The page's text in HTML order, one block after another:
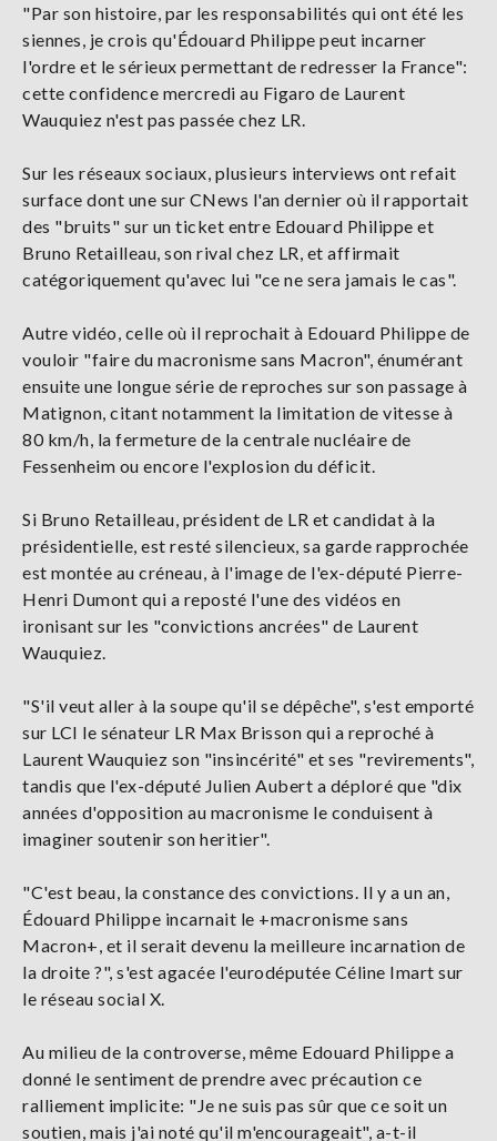
"Par son histoire, par les responsabilités qui ont été les
siennes, je crois qu'Édouard Philippe peut incarner
l'ordre et le sérieux permettant de redresser la France":
cette confidence mercredi au Figaro de Laurent
Wauquiez n'est pas passée chez LR.
Sur les réseaux sociaux, plusieurs interviews ont refait
surface dont une sur CNews l'an dernier où il rapportait
des "bruits" sur un ticket entre Edouard Philippe et
Bruno Retailleau, son rival chez LR, et affirmait
catégoriquement qu'avec lui "ce ne sera jamais le cas".
Autre vidéo, celle où il reprochait à Edouard Philippe de
vouloir "faire du macronisme sans Macron", énumérant
ensuite une longue série de reproches sur son passage à
Matignon, citant notamment la limitation de vitesse à
80 km/h, la fermeture de la centrale nucléaire de
Fessenheim ou encore l'explosion du déficit.
Si Bruno Retailleau, président de LR et candidat à la
présidentielle, est resté silencieux, sa garde rapprochée
est montée au créneau, à l'image de l'ex-député Pierre-
Henri Dumont qui a reposté l'une des vidéos en
ironisant sur les "convictions ancrées" de Laurent
Wauquiez.
"S'il veut aller à la soupe qu'il se dépêche", s'est emporté
sur LCI le sénateur LR Max Brisson qui a reproché à
Laurent Wauquiez son "insincérité" et ses "revirements",
tandis que l'ex-député Julien Aubert a déploré que "dix
années d'opposition au macronisme le conduisent à
imaginer soutenir son heritier".
"C'est beau, la constance des convictions. Il y a un an,
Édouard Philippe incarnait le +macronisme sans
Macron+, et il serait devenu la meilleure incarnation de
la droite ?", s'est agacée l'eurodéputée Céline Imart sur
le réseau social X.
Au milieu de la controverse, même Edouard Philippe a
donné le sentiment de prendre avec précaution ce
ralliement implicite: "Je ne suis pas sûr que ce soit un
soutien, mais j'ai noté qu'il m'encourageait", a-t-il